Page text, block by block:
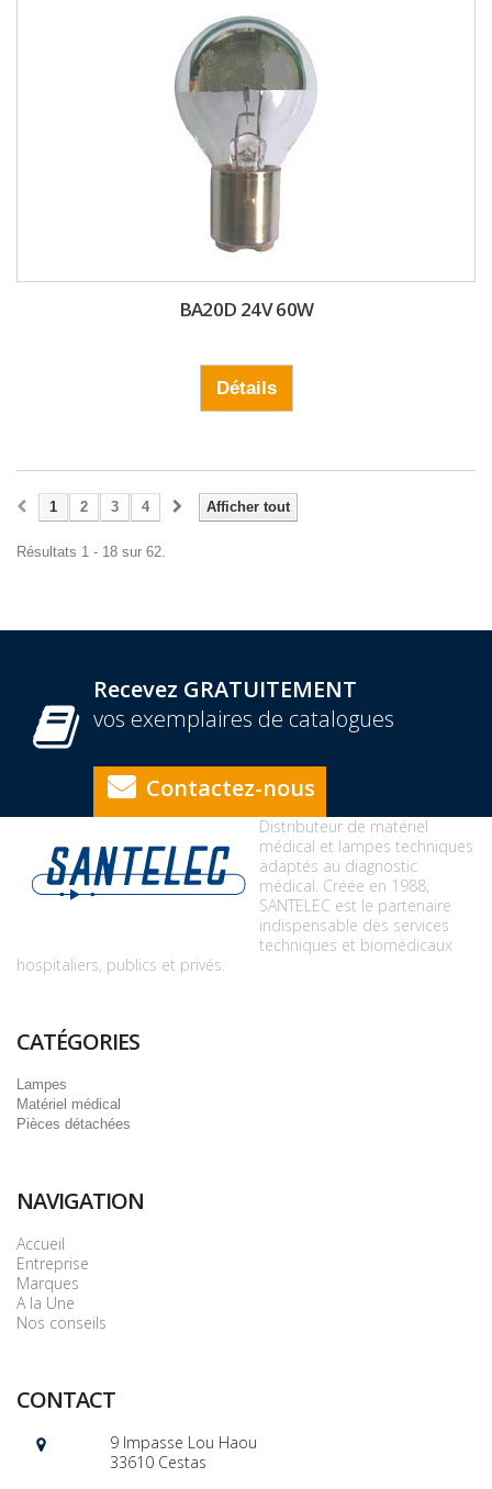
BA20D 24V 60W
Détails
Afficher tout
1 2 3 4
Résultats 1 - 18 sur 62.
Recevez GRATUITEMENT
vos exemplaires de catalogues
Contactez-nous
Distributeur de matériel
médical et lampes techniques
adaptés au diagnostic
médical. Créée en 1988,
SANTELEC est le partenaire
indispensable des services
techniques et biomédicaux
hospitaliers, publics et privés.
CATÉGORIES
Lampes
Matériel médical
Pièces détachées
NAVIGATION
Accueil
Entreprise
Marques
A la Une
Nos conseils
CONTACT
9 Impasse Lou Haou
33610 Cestas